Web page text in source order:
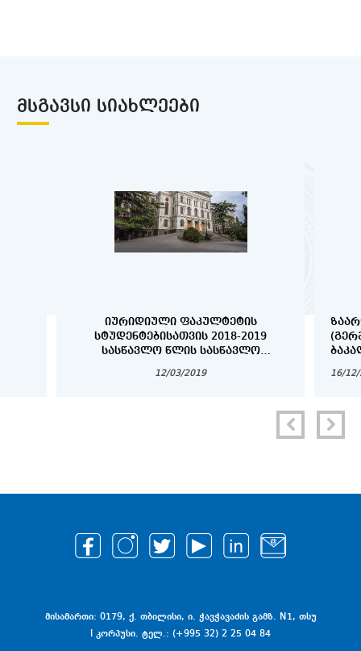
ᲛᲡᲒᲐᲕᲡᲘ ᲡᲘᲐᲮᲚᲔᲔᲑᲘ
ᲘᲣᲠᲘᲓᲘᲣᲚᲘ ᲤᲐᲙᲣᲚᲢᲔᲢᲘᲡ
ᲡᲢᲣᲓᲔᲜᲢᲔᲑᲘᲡᲐᲗᲕᲘᲡ 2018-2019
ᲡᲐᲡᲬᲐᲕᲚᲝ ᲬᲚᲘᲡ ᲡᲐᲡᲬᲐᲕᲚᲝ
12/03/2019 16/
მისამართი: 0179, ქ. თბილისი, ი. ჭავჭავაძის გამზ. N1, თსუ
I კორპუსი. ტელ.: (+995 32) 2 25 04 84